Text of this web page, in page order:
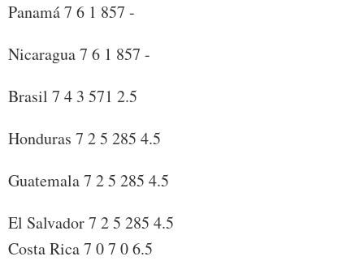
Panamá 7 6 1 857 -
Nicaragua 7 6 1 857 -
Brasil 7 4 3 571 2.5
Honduras 7 2 5 285 4.5
Guatemala 7 2 5 285 4.5
El Salvador 7 2 5 285 4.5
Costa Rica 7 0 7 0 6.5